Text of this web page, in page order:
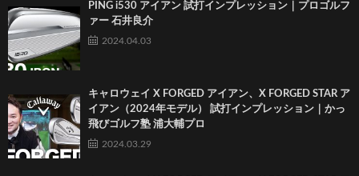
PING i530 アイアン 試打インプレッション｜プロゴルフ
ァー 石井良介
2024.04.03
キャロウェイ X FORGED アイアン、X FORGED STAR ア
イアン（2024年モデル） 試打インプレッション｜かっ
飛びゴルフ塾 浦大輔プロ
2024.03.29